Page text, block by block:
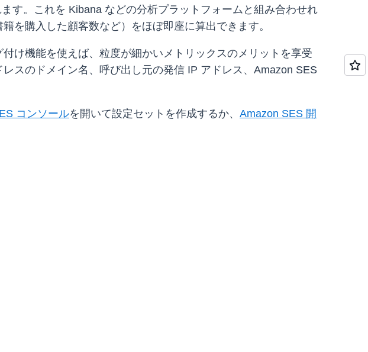
す。これを Kibana などの分析プラットフォームと組み合わせれ
を購入した顧客数など）をほぼ即座に算出できます。
け機能を使えば、粒度が細かいメトリックスのメリットを享受
スのドメイン名、呼び出し元の発信 IP アドレス、Amazon SES
コンソールを開いて設定セットを作成するか、 Amazon SES 開